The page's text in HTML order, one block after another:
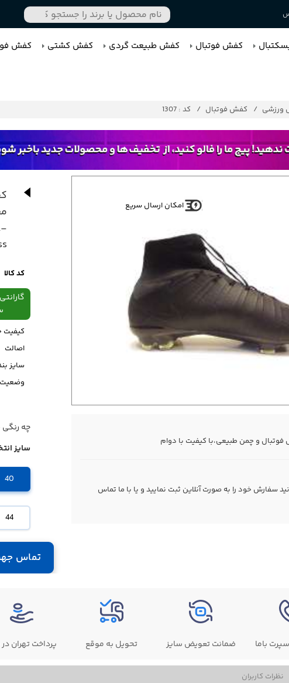
کفش فوتبال کفش طبیعت گردی کفش کشتی کفش
ورزشی کفش فوتبال کد : 1307
امکان ارسال سریع
و چمن طبیعی،با کیفیت با دوام
سفارش خود را به صورت آنلاین ثبت نمایید و یا با ما تماس
کد کالا
گارانتی
اصالت
سایز
وضعیت
چه
سایز
40
44
تماس
باما ضمانت تعویض سایز تحویل به موقع پرداخت تهران
نظرات کاربران